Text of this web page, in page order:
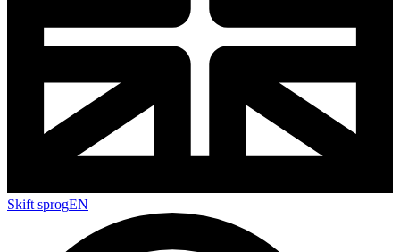
Skift sprogEN